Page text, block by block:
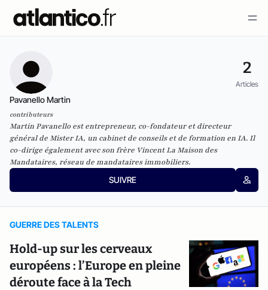
2
Articles
Pavanello Martin
contributeurs
Martin Pavanello est entrepreneur, co-fondateur et directeur
général de Mister IA, un cabinet de conseils et de formation en IA. Il
co-dirige également avec son frère Vincent La Maison des
Mandataires, réseau de mandataires immobiliers.
SUIVRE
GUERRE DES TALENTS
Hold-up sur les cerveaux
européens : l’Europe en pleine
déroute face à la Tech